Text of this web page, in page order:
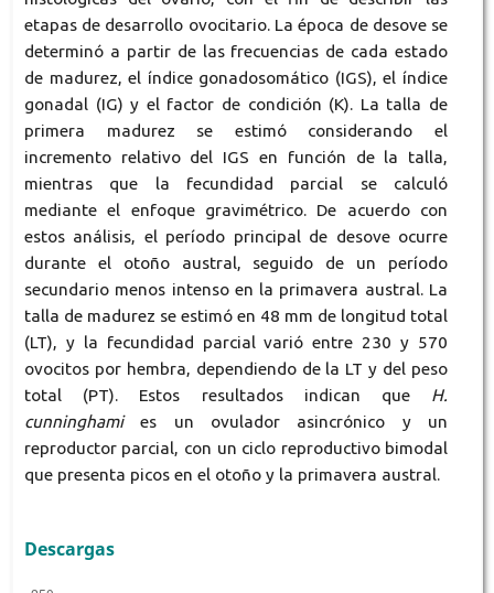
etapas de desarrollo ovocitario. La época de desove se
determinó a partir de las frecuencias de cada estado
de madurez, el índice gonadosomático (IGS), el índice
gonadal (IG) y el factor de condición (K). La talla de
primera madurez se estimó considerando el
incremento relativo del IGS en función de la talla,
mientras que la fecundidad parcial se calculó
mediante el enfoque gravimétrico. De acuerdo con
estos análisis, el período principal de desove ocurre
durante el otoño austral, seguido de un período
secundario menos intenso en la primavera austral. La
talla de madurez se estimó en 48 mm de longitud total
(LT), y la fecundidad parcial varió entre 230 y 570
ovocitos por hembra, dependiendo de la LT y del peso
total (PT). Estos resultados indican queH.
cunninghamies un ovulador asincrónico y un
reproductor parcial, con un ciclo reproductivo bimodal
que presenta picos en el otoño y la primavera austral.
Descargas